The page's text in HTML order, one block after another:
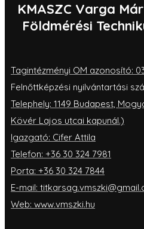
KMASZC Varga
Földmérési
Tagintézményi OM azonosító:
Felnőttképzési nyilvántartási
Telephely: 1149 Budapest,
Kövér Lajos utcai kapunál.)
Igazgató: Cifer Attila
Telefon: +36 30 324 7981
Porta: +36 30 324 7844
E-mail:
Web: www.vmszki.hu